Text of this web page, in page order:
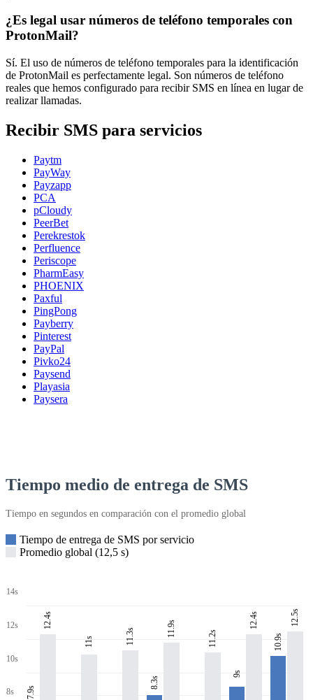
¿Es legal usar números de teléfono temporales con
ProtonMail?
Sí. El uso de números de teléfono temporales para la identificación
de ProtonMail es perfectamente legal. Son números de teléfono
reales que hemos configurado para recibir SMS en línea en lugar de
realizar llamadas.
Recibir SMS para servicios
Paytm
PayWay
Payzapp
PCA
pCloudy
PeerBet
Perekrestok
Perfluence
Periscope
PharmEasy
PHOENIX
Paxful
PingPong
Payberry
Pinterest
PayPal
Pivko24
Paysend
Playasia
Paysera
Tiempo medio de entrega de SMS
Tiempo en segundos en comparación con el promedio global
Tiempo de entrega de SMS por servicio
Promedio global (12,5 s)
14s
12s
10s
8s 7.9s
12.4s
11s 11.3s
8.3s
11.9s
11.2s
9s
12.4s
10.9s
12.5s